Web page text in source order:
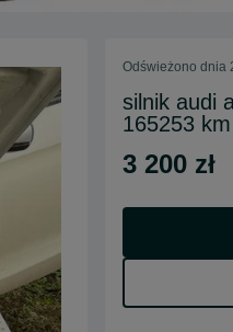
Odświeżono dnia
silnik audi
165253
3 200 zł